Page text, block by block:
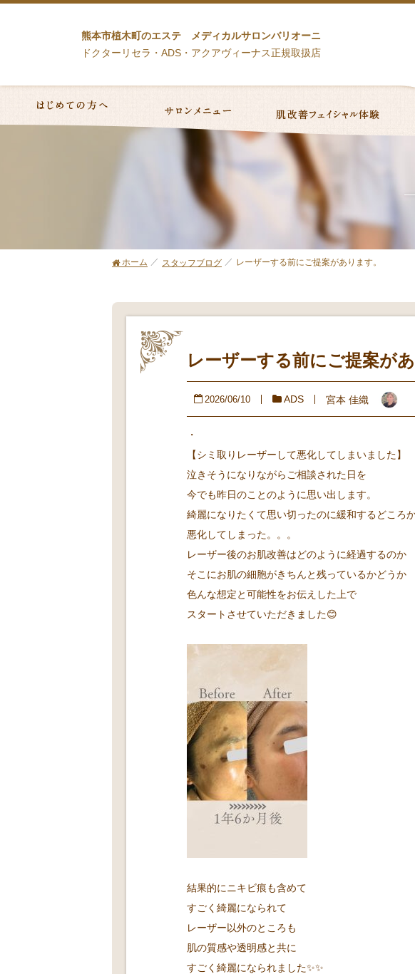
熊本市植木町のエステ メディカルサロンバリオーニ
ドクターリセラ・ADS・アクアヴィーナス正規取扱店
ホーム スタッフブログ レーザーする前にご提案があります。
レーザーする前にご提案があ
2026/06/10 ADS 宮本 佳織
・
【シミ取りレーザーして悪化してしまいました】
泣きそうになりながらご相談された日を
今でも昨日のことのように思い出します。
綺麗になりたくて思い切ったのに緩和するどころ
悪化してしまった。。。
レーザー後のお肌改善はどのように経過するのか
そこにお肌の細胞がきちんと残っているかどうか
色んな想定と可能性をお伝えした上で
スタートさせていただきました😊
結果的にニキビ痕も含めて
すごく綺麗になられて
レーザー以外のところも
肌の質感や透明感と共に
すごく綺麗になられました✨✨